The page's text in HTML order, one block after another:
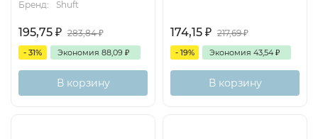
Бренд:
Shuft
195,75 ₽ 283,84₽
- 31% Экономия 88,09 ₽
В корзину
174,15 ₽ 217,69₽
- 19% Экономия 43,54 ₽
В корзину